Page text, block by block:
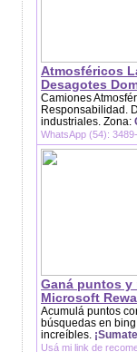
Atmosféricos
Desagotes
Camiones
Responsabilidad.
industriales. Zona:
WhatsApp (54):
Ganá puntos y
Microsoft
Acumulá puntos
búsquedas en
increíbles.
Usá mi link de